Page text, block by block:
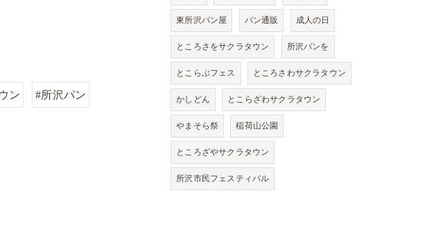
ン #所沢パン
東所沢パン屋 パン通販 成人の日
ところさをサクラタウン 所沢パンを
とこらぶフェス ところさわサクラタウン
かしどん とこらざわサクラタウン
やまそら祭 稲荷山公園
ところざやサクラタウン
所沢市民フェスティバル